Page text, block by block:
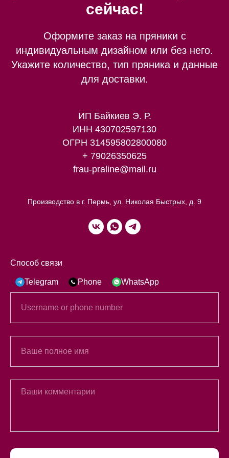
сейчас!
Оформите заказ на пряники с
индивидуальным дизайном или без него.
Укажите количество, тип пряника и данные
для доставки.
ИП Байкиев Э. Р.
ИНН 430702597130
ОГРН 314595802800080
+ 79026350625
frau-praline@mail.ru
Производство в г. Пермь, ул. Николая Быстрых, д. 9
Способ связи
Telegram Phone WhatsApp